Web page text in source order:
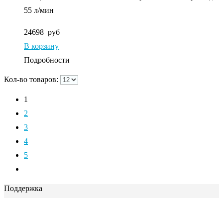
55 л/мин
24698 руб
В корзину
Подробности
Кол-во товаров:
1
2
3
4
5
Поддержка